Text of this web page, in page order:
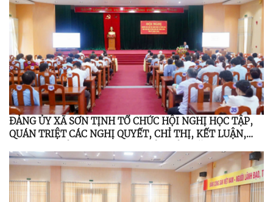
ĐẢNG ỦY XÃ SƠN TỊNH TỔ CHỨC HỘI NGHỊ HỌC TẬP,
QUÁN TRIỆT CÁC NGHỊ QUYẾT, CHỈ THỊ, KẾT LUẬN,